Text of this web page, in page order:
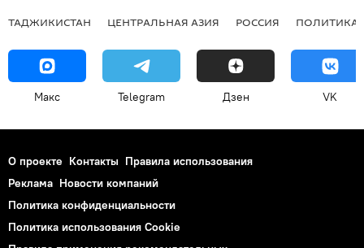
ТАДЖИКИСТАН ЦЕНТРАЛЬНАЯ АЗИЯ РОССИЯ ПОЛИТИКА
Макс Telegram Дзен VK
О проекте Контакты Правила использования
Реклама Новости компаний
Политика конфиденциальности
Политика использования Cookie